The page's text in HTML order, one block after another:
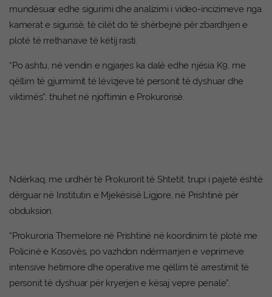
mundësuar edhe sigurimi dhe analizimi i video-incizimeve nga
kamerat e sigurisë, të cilët do të shërbejnë për zbardhjen e
plotë të rrethanave të këtij rasti.
“Po ashtu, në vendin e ngjarjes ka dalë edhe njësia K9, me
qëllim të gjurmimit të lëvizjeve të personit të dyshuar dhe
viktimës”, thuhet në njoftimin e Prokurorisë.
Ndërkaq, me urdhër të Prokurorit të Shtetit, trupi i pajetë është
dërguar në Institutin e Mjekësisë Ligjore, në Prishtinë për
obduksion.
“Prokuroria Themelore në Prishtinë në koordinim të plotë me
Policinë e Kosovës, po vazhdon ndërmarrjen e veprimeve
intensive hetimore dhe operative me qëllim të arrestimit të
personit të dyshuar për kryerjen e kësaj vepre penale”.